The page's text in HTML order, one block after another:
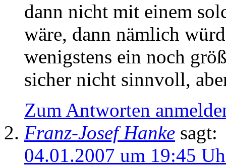
dann nicht mit einem
wäre, dann nämlich
wenigstens ein noch
sicher nicht sinnvoll,
Zum Antworten
Franz-Josef Hanke sagt:
04.01.2007 um 19:45